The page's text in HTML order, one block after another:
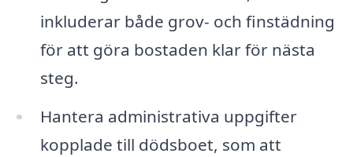
inkluderar både grov- och finstädning
för att göra bostaden klar för nästa
steg.
Hantera administrativa uppgifter
kopplade till dödsboet, som att